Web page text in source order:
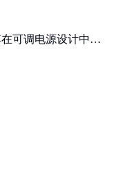
可调电源设计中的